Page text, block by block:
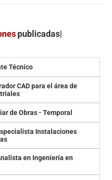
publicadas
Técnico
CAD para el área de
de Obras - Temporal
Instalaciones
en Ingeniería en